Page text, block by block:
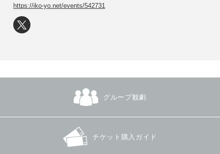
https://iko-yo.net/events/542731
グループ観劇
チケット購入ガイド